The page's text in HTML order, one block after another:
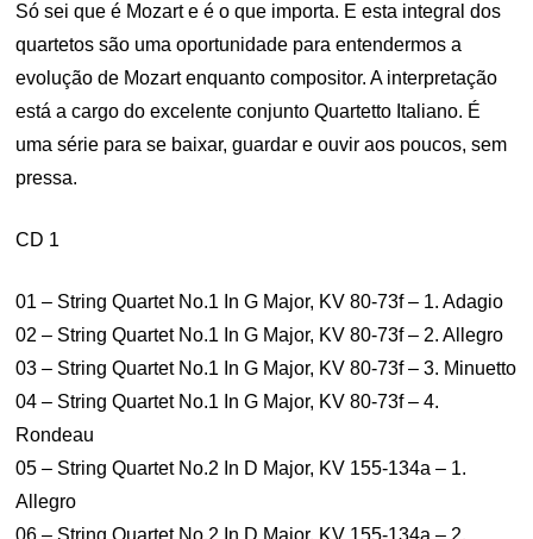
Só sei que é Mozart e é o que importa. E esta integral dos
quartetos são uma oportunidade para entendermos a
evolução de Mozart enquanto compositor. A interpretação
está a cargo do excelente conjunto Quartetto Italiano. É
uma série para se baixar, guardar e ouvir aos poucos, sem
pressa.
CD 1
01 – String Quartet No.1 In G Major, KV 80-73f – 1. Adagio
02 – String Quartet No.1 In G Major, KV 80-73f – 2. Allegro
03 – String Quartet No.1 In G Major, KV 80-73f – 3. Minuetto
04 – String Quartet No.1 In G Major, KV 80-73f – 4.
Rondeau
05 – String Quartet No.2 In D Major, KV 155-134a – 1.
Allegro
06 – String Quartet No.2 In D Major, KV 155-134a – 2.